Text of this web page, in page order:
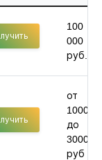
100
000
руб.
от
1000
до
30000
руб